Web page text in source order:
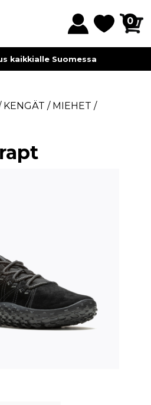
0
kaikkialle Suomessa
KENGÄT / MIEHET /